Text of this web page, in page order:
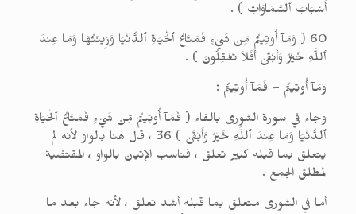
أَسْبَابَ ٱلسَّمَاوَاتِ ) .
60 ( وَمَآ أُوتِيتُم مِّن شَيْءٍ فَمَتَاعُ ٱلْحَيَاةِ ٱلدُّنْيَا وَزِينَتُهَا وَمَا عِندَ
ٱللَّهِ خَيْرٌ وَأَبْقَىٰ أَفَلاَ تَعْقِلُونَ ) .
وَمَآ أُوتِيتُم – فَمَآ أُوتِيتُم :
وجاء في سورة الشورى بالفاء ( فَمَآ أُوتِيتُمْ مِّن شَيْءٍ فَمَتَاعُ ٱلْحَيَاةِ
ٱلدُّنْيَا وَمَا عِندَ ٱللَّهِ خَيْرٌ وَأَبْقَىٰ ) 36 ، قال هنا بالواو لأنه لم
يتعلق بما قبله كبير تعلق ، فناسب الإتيان بالواو ، المقتضية
لمطلق الجمع .
أما في الشورى متعلق بما قبله أشد تعلق ، لأنه جاء بعد ما